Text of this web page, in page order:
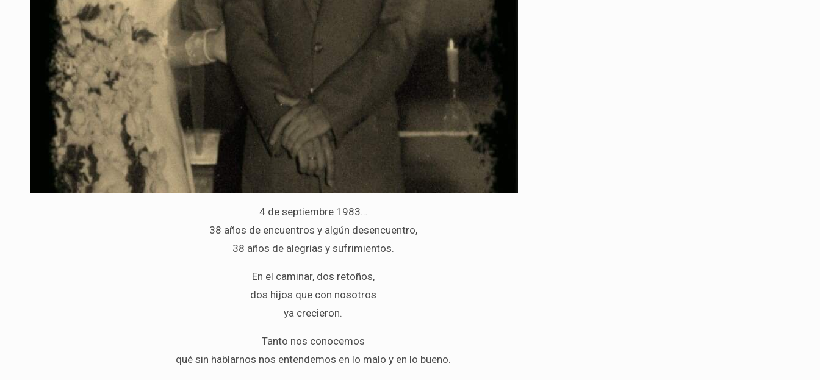
4 de septiembre 1983…
38 años de encuentros y algún desencuentro,
38 años de alegrías y sufrimientos.
En el caminar, dos retoños,
dos hijos que con nosotros
ya crecieron.
Tanto nos conocemos
qué sin hablarnos nos entendemos en lo malo y en lo bueno.